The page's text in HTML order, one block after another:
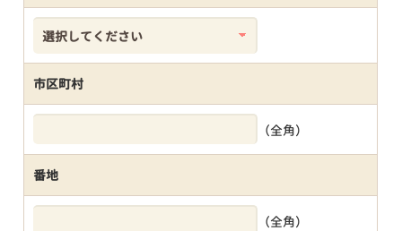
市区町村
（全角）
番地
（全角）